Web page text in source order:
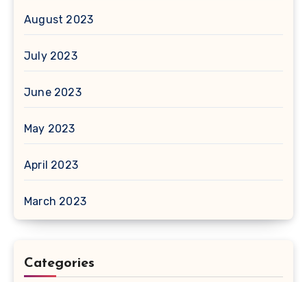
August 2023
July 2023
June 2023
May 2023
April 2023
March 2023
Categories